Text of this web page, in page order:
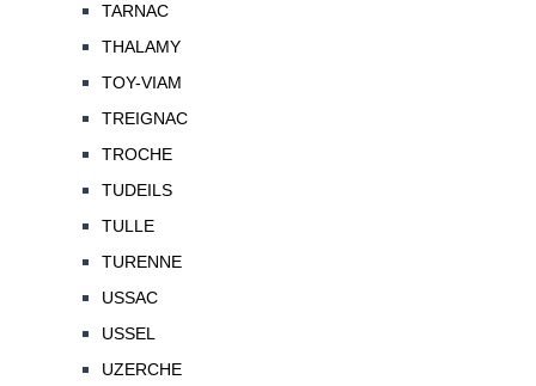
TARNAC
THALAMY
TOY-VIAM
TREIGNAC
TROCHE
TUDEILS
TULLE
TURENNE
USSAC
USSEL
UZERCHE